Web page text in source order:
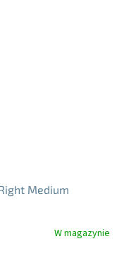
Medium
W magazynie